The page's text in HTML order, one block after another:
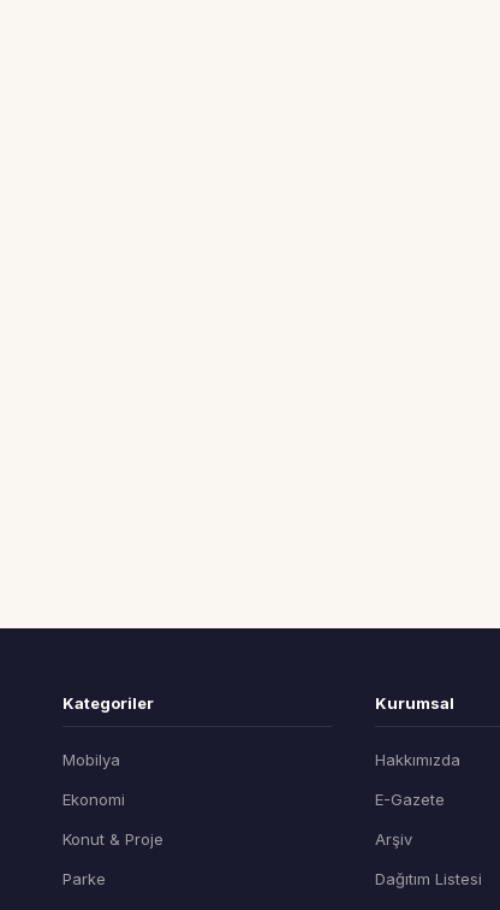
Kategoriler
Mobilya
Ekonomi
Konut & Proje
Parke
Kurumsal
Hakkımızda
E-Gazete
Arşiv
Dağıtım Listesi